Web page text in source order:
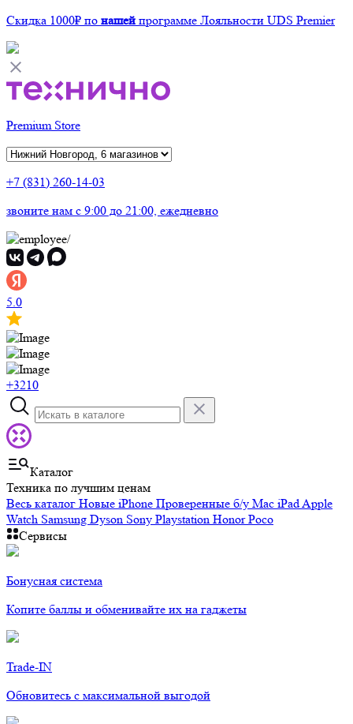
Скидка 1000₽ по нашей программе Лояльности UDS Premier
Premium Store
+7 (831) 260-14-03
звоните нам c 9:00 до 21:00, ежедневно
5.0
+3210
Каталог
Техника по лучшим ценам
Весь каталог Новые iPhone Проверенные б/у Mac iPadApple
Watch Samsung Dyson Sony Playstation HonorPoco
Сервисы
Бонусная система
Копите баллы и обменивайте их на гаджеты
Trade-IN
Обновитесь с максимальной выгодой